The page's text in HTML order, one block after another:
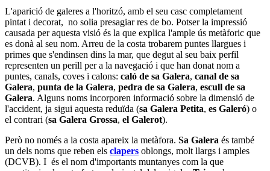
L'aparició de galeres a l'horitzó, amb el seu casc completament
pintat i decorat, no solia presagiar res de bo. Potser la impressió
causada per aquesta visió és la que explica l'ample ús metàforic que
es donà al seu nom. Arreu de la costa trobarem puntes llargues i
primes que s'endinsen dins la mar, que degut al seu baix perfil
representen un perill per a la navegació i que han donat nom a
puntes, canals, coves i calons: caló de sa Galera, canal de sa
Galera, punta de la Galera, pedra de sa Galera, escull de sa
Galera. Alguns noms incorporen informació sobre la dimensió de
l'accident, ja sigui aquesta reduïda (sa Galera Petita, es Galeró) o
el contrari (sa Galera Grossa, el Galerot).
Però no només a la costa apareix la metàfora. Sa Galera és també
un dels noms que reben els clapers oblongs, molt llargs i amples
(DCVB). I és el nom d'importants muntanyes com la que